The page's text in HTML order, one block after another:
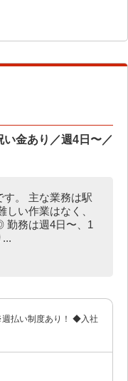
金あり／週4日〜／
。 主な業務は駅
い作業はなく、
勤務は週4日〜、1
週払い制度あり！ ◆入社